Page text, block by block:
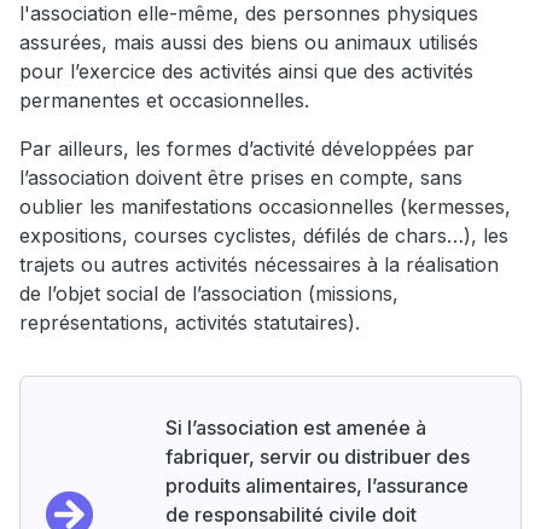
l'association elle-même, des personnes physiques
assurées, mais aussi des biens ou animaux utilisés
pour l’exercice des activités ainsi que des activités
permanentes et occasionnelles.
Par ailleurs, les formes d’activité développées par
l’association doivent être prises en compte, sans
oublier les manifestations occasionnelles (kermesses,
expositions, courses cyclistes, défilés de chars…), les
trajets ou autres activités nécessaires à la réalisation
de l’objet social de l’association (missions,
représentations, activités statutaires).
Si l’association est amenée à
fabriquer, servir ou distribuer des
produits alimentaires, l’assurance
de responsabilité civile doit